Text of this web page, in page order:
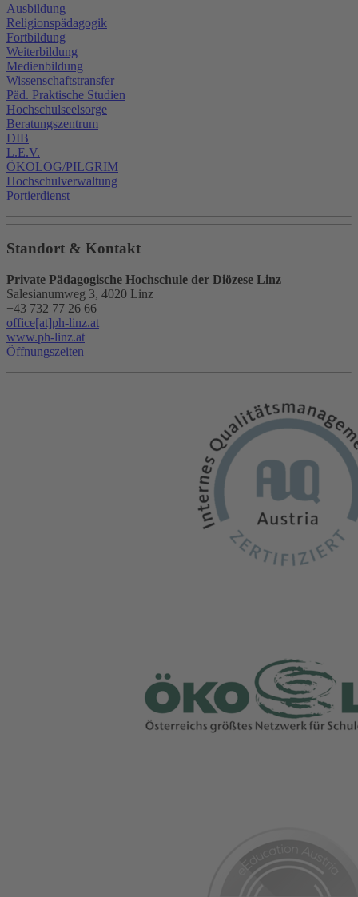
Ausbildung
Religionspädagogik
Fortbildung
Weiterbildung
Medienbildung
Wissenschaftstransfer
Päd. Praktische Studien
Hochschulseelsorge
Beratungszentrum
DIB
L.E.V.
ÖKOLOG/PILGRIM
Hochschulverwaltung
Portierdienst
Standort & Kontakt
Private Pädagogische Hochschule der Diözese Linz
Salesianumweg 3, 4020 Linz
+43 732 77 26 66
office[at]ph-linz.at
www.ph-linz.at
Öffnungszeiten